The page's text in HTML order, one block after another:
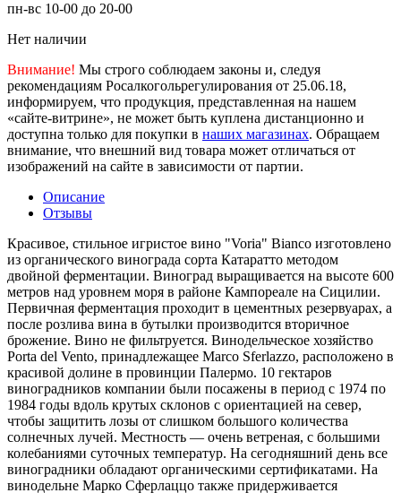
пн-вс 10-00 до 20-00
Нет наличии
Внимание! Мы строго соблюдаем законы и, следуя
рекомендациям Росалкогольрегулирования от 25.06.18,
информируем, что продукция, представленная на нашем
«сайте-витрине», не может быть куплена дистанционно и
доступна только для покупки в наших магазинах. Обращаем
внимание, что внешний вид товара может отличаться от
изображений на сайте в зависимости от партии.
Описание
Отзывы
Красивое, стильное игристое вино "Voria" Bianco изготовлено
из органического винограда сорта Катаратто методом
двойной ферментации. Виноград выращивается на высоте 600
метров над уровнем моря в районе Кампореале на Сицилии.
Первичная ферментация проходит в цементных резервуарах, а
после розлива вина в бутылки производится вторичное
брожение. Вино не фильтруется. Винодельческое хозяйство
Porta del Vento, принадлежащее Marco Sferlazzo, расположено в
красивой долине в провинции Палермо. 10 гектаров
виноградников компании были посажены в период с 1974 по
1984 годы вдоль крутых склонов с ориентацией на север,
чтобы защитить лозы от слишком большого количества
солнечных лучей. Местность — очень ветреная, с большими
колебаниями суточных температур. На сегодняшний день все
виноградники обладают органическими сертификатами. На
винодельне Марко Сферлаццо также придерживается